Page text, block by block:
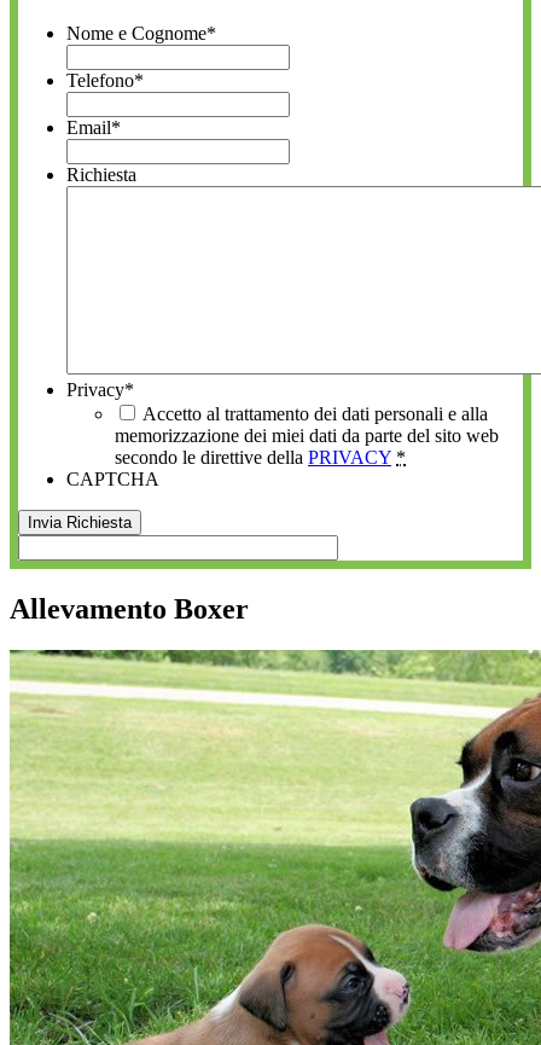
Nome e Cognome*
Telefono*
Email*
Richiesta
Privacy*
Accetto al trattamento dei dati personali e alla
memorizzazione dei miei dati da parte del sito web
secondo le direttive della PRIVACY *
CAPTCHA
Allevamento Boxer